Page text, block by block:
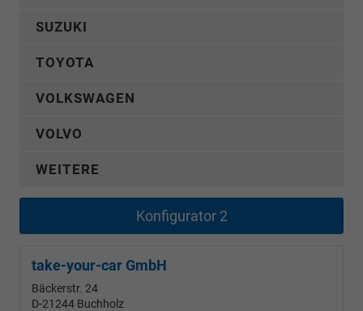
SUZUKI
TOYOTA
VOLKSWAGEN
VOLVO
WEITERE
Konfigurator 2
take-your-car GmbH
Bäckerstr. 24
D-21244 Buchholz